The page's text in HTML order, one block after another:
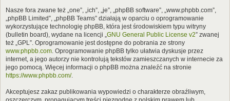
Nasze fora zwane też „one”, „ich”, „je”, „phpBB software”, „www.phpbb.com”,
„phpBB Limited”, „phpBB Teams” działają w oparciu o oprogramowanie
wykorzystujące technologię phpBB, która jest środowiskiem typu witryny
(bulletin board), wydane na licencji „GNU General Public License v2” zwanej
też „GPL”. Oprogramowanie jest dostępne do pobrania ze strony
www.phpbb.com. Oprogramowanie phpBB tylko ułatwia dyskusje przez
internet, a jego autorzy nie kontrolują tekstów zamieszczanych w internecie za
jego pomocą. Więcej informacji o phpBB można znaleźć na stronie
https://www.phpbb.com/.
Akceptujesz zakaz publikowania wypowiedzi o charakterze obraźliwym,